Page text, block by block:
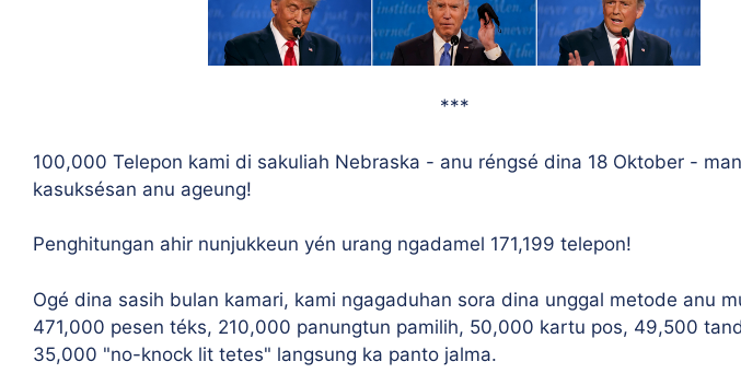
***
100,000 Telepon kami di sakuliah Nebraska - anu réngsé dina 18 Oktober -
kasuksésan anu ageung!
Penghitungan ahir nunjukkeun yén urang ngadamel 171,199 telepon!
Ogé dina sasih bulan kamari, kami ngagaduhan sora dina unggal metode anu
471,000 pesen téks, 210,000 panungtun pamilih, 50,000 kartu pos, 49,500
35,000 "no-knock lit tetes" langsung ka panto jalma.